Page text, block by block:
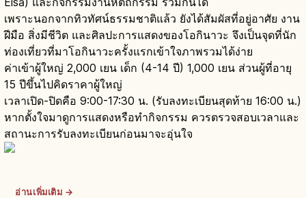
เพราะนอกจากทิวทัศน์ธรรมชาติแล้ว ยังได้สัมผัสที่อยู่อาศัย งาน
ฝีมือ สิ่งมีชีวิต และศิลปะการแสดงของโอกินาวะ จึงเป็นจุดที่นัก
ท่องเที่ยวที่มาโอกินาวะครั้งแรกเข้าใจภาพรวมได้ง่าย
ค่าเข้าผู้ใหญ่ 2,000 เยน เด็ก (4-14 ปี) 1,000 เยน ส่วนผู้ที่อายุ
15 ปีขึ้นไปคิดราคาผู้ใหญ่
เวลาเปิด-ปิดคือ 9:00-17:30 น. (รับลงทะเบียนสุดท้าย 16:00 น.)
หากตั้งใจมาดูการแสดงหรือทำกิจกรรม ควรตรวจสอบเวลาและ
สถานะการรับลงทะเบียนก่อนมาจะอุ่นใจ
อ่านเพิ่มเติม →